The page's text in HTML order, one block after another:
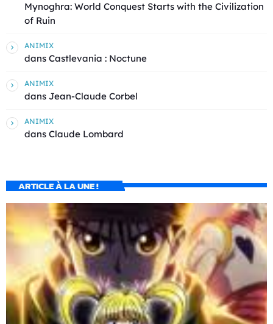
Mynoghra: World Conquest Starts with the Civilization
of Ruin
ANIMIX
dans Castlevania : Noctune
ANIMIX
dans Jean-Claude Corbel
ANIMIX
dans Claude Lombard
ARTICLE À LA UNE !